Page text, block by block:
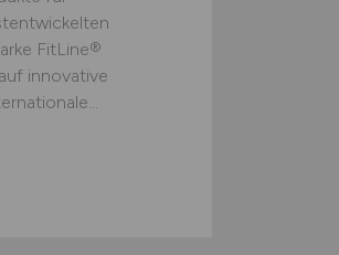
FitLine®
innovative